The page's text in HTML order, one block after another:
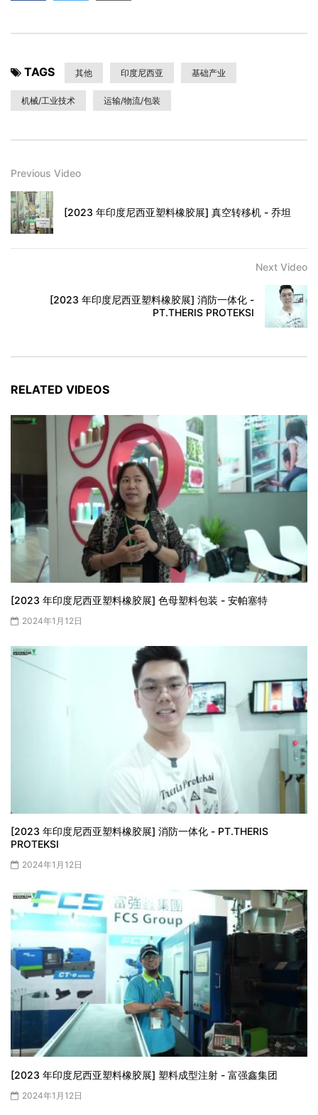
TAGS 其他 印度尼西亚 基础产业
机械/工业技术 运输/物流/包装
Previous Video
[2023 年印度尼西亚塑料橡胶展] 真空转移机 - 乔坦
Next Video
[2023 年印度尼西亚塑料橡胶展] 消防一体化 -
PT.THERIS PROTEKSI
RELATED VIDEOS
[2023 年印度尼西亚塑料橡胶展] 色母塑料包装 - 安帕塞特
2024年1月12日
[2023 年印度尼西亚塑料橡胶展] 消防一体化 - PT.THERIS
PROTEKSI
2024年1月12日
[2023 年印度尼西亚塑料橡胶展] 塑料成型注射 - 富强鑫集团
2024年1月12日